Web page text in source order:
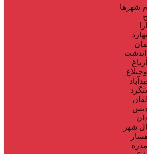
شهر‌ها
شهر